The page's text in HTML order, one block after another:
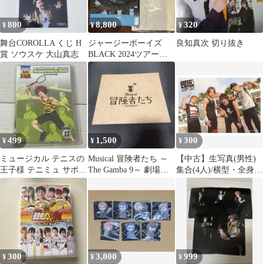
¥800
舞台COROLLA くじ H
賞 ソウスケ 大山真志
¥8,800
ジャージーボーイズ
BLACK 2024ツアーグ
ッズ
¥320
良知真次 切り抜き
¥499
ミュージカル テニスの
王子様 テニミュ サポー
ターズDVD 四天宝寺 B
¥ 1,500
Musical 冒険者たち ～
The Gamba 9～ 劇場販
¥300
【中古】生写真(男性)
集合(4人)/横型・全身
(足見切れ)・ピース・
黒のタンクトップ/中河
内雅貴×植木豪/良知真
次×大山真志 『俺旅。
in香港』完成披露イベ
¥300 ¥3,800 ¥999